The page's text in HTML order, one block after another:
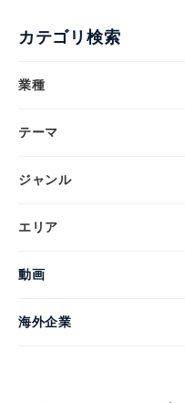
カテゴリ検索
業種
テーマ
ジャンル
エリア
動画
海外企業